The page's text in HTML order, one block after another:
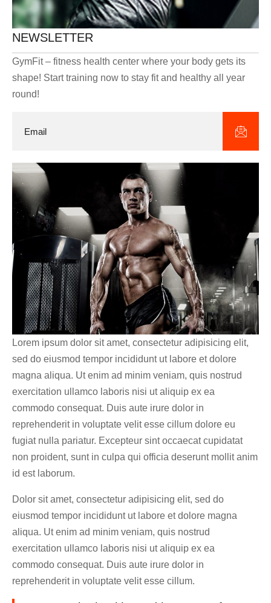
NEWSLETTER
GymFit – fitness health center where your body gets its
shape! Start training now to stay fit and healthy all year
round!
Lorem ipsum dolor sit amet, consectetur adipisicing elit,
sed do eiusmod tempor incididunt ut labore et dolore
magna aliqua. Ut enim ad minim veniam, quis nostrud
exercitation ullamco laboris nisi ut aliquip ex ea
commodo consequat. Duis aute irure dolor in
reprehenderit in voluptate velit esse cillum dolore eu
fugiat nulla pariatur. Excepteur sint occaecat cupidatat
non proident, sunt in culpa qui officia deserunt mollit anim
id est laborum.
Dolor sit amet, consectetur adipisicing elit, sed do
eiusmod tempor incididunt ut labore et dolore magna
aliqua. Ut enim ad minim veniam, quis nostrud
exercitation ullamco laboris nisi ut aliquip ex ea
commodo consequat. Duis aute irure dolor in
reprehenderit in voluptate velit esse cillum.